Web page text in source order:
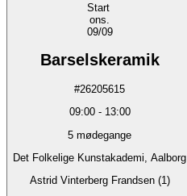
Start
ons.
09/09
Barselskeramik
#26205615
09:00- 13:00
5 mødegange
Det Folkelige Kunstakademi, Aalborg
Astrid Vinterberg Frandsen (1)